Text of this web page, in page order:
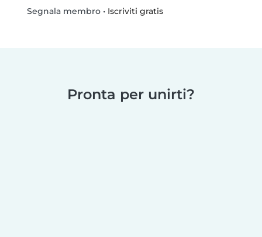
Segnala membro• Iscriviti gratis
Pronta per unirti?